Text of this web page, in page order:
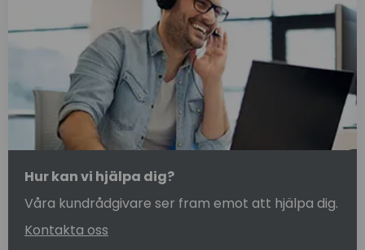
Hur kan vi hjälpa dig?
Våra kundrådgivare ser fram emot att hjälpa dig.
Kontakta oss